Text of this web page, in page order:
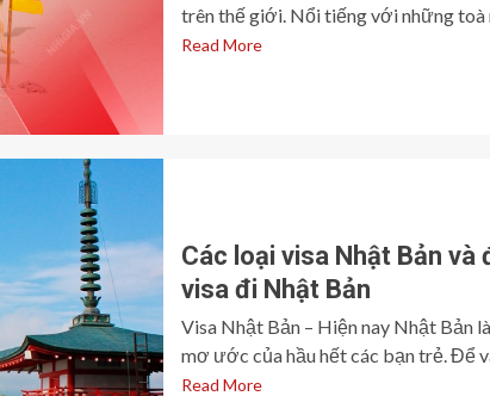
trên thế giới. Nổi tiếng với những toà
Read More
Các loại visa Nhật Bản và
visa đi Nhật Bản
Visa Nhật Bản – Hiện nay Nhật Bản
mơ ước của hầu hết các bạn trẻ. Để
Read More